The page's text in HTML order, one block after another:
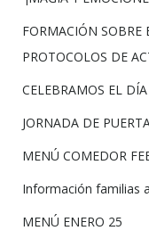
FORMACIÓN SOBRE
PROTOCOLOS DE
CELEBRAMOS EL
JORNADA DE
MENÚ COMEDOR
Información familias
MENÚ ENERO 25